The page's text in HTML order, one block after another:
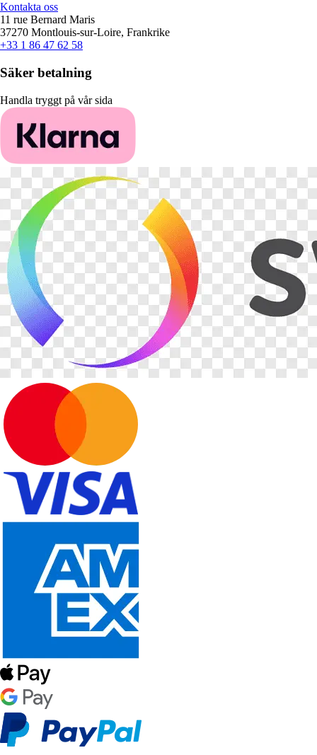
Kontakta oss
11 rue Bernard Maris
37270 Montlouis-sur-Loire, Frankrike
+33 1 86 47 62 58
Säker betalning
Handla tryggt på vår sida